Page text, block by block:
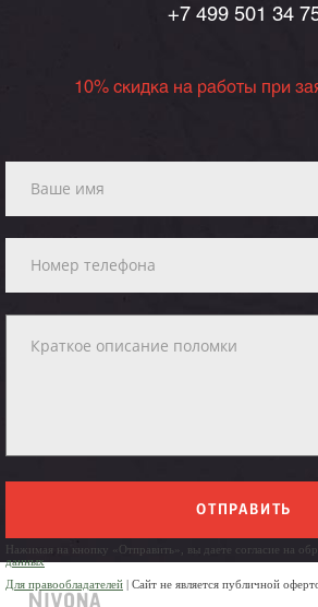
+7 499 501 34
10% скидка на работы при
ОТПРАВИТЬ
Нажимая на кнопку «Отправить», вы даете согласие на
данных
Для правообладателей | Сайт не является публичной